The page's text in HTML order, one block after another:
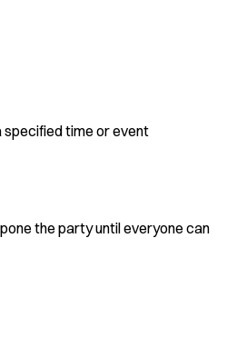
time or event
the party until everyone can